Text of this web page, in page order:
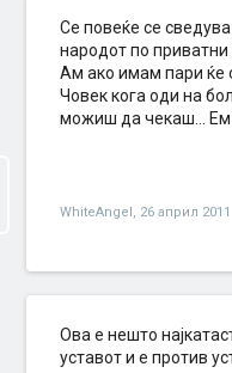
Се повеќе се
народот по
Ам ако имам пари ќе
Човек кога оди на
можиш да чекаш... Ем
WhiteAngel, 26 април 2011
Ова е нешто
уставот и е против